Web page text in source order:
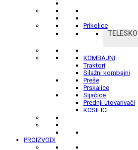
Prikolice
KOMBAJNI
Traktori
Silažni kombajni
Preše
Prskalice
Sijačice
Prednji utovarivači
KOSILICE
PROIZVODI